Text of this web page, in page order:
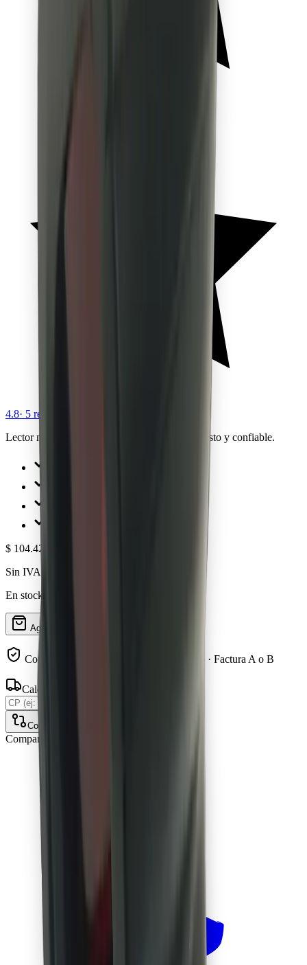
4.8· 5 reseñas
Lector manual de gatillo CCD/Láser 1D. Robusto y confiable.
$ 104.423
Sin IVA:
En stock · Envío en 24-48 hs hábiles
Agregar al carrito
Compra protegida · Garantía oficial 1 año · Factura A o B
Calculá tu envío
Comparar
Compartir: